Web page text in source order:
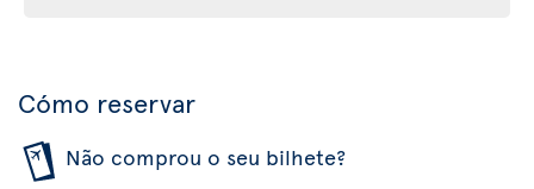
Cómo reservar
Não comprou o seu bilhete?